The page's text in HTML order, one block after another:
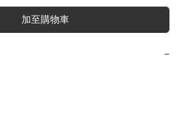
加至購物車
−